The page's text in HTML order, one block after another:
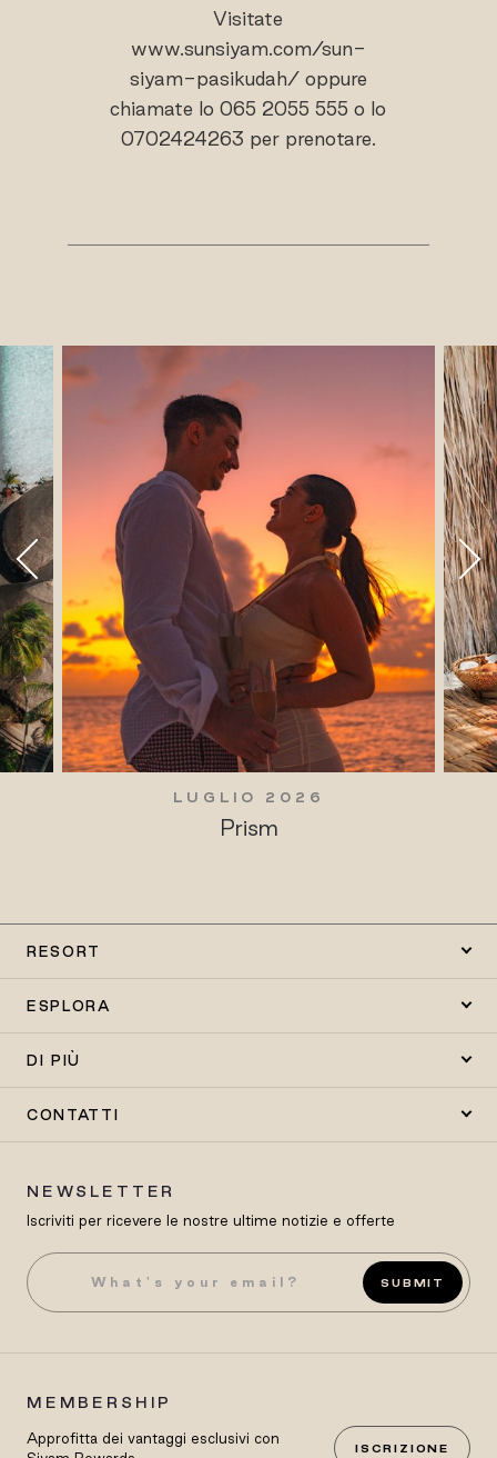
Visitate
www.sunsiyam.com/sun-
siyam-pasikudah/ oppure
chiamate lo 065 2055 555 o lo
0702424263 per prenotare.
LUGLIO 2026
Prism
RESORT
ESPLORA
DI PIÙ
CONTATTI
NEWSLETTER
Iscriviti per ricevere le nostre ultime notizie e offerte
SUBMIT
MEMBERSHIP
Approfitta dei vantaggi esclusivi con
ISCRIZIONE